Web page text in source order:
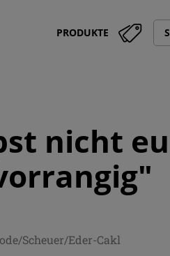
PRODUKTE
nicht
Scheuer/Eder-Cakl